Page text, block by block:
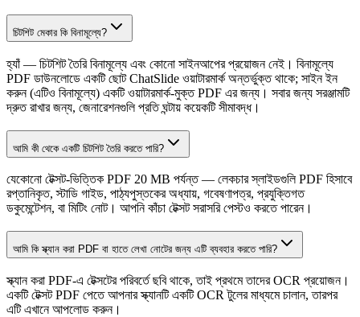
চিটশিট মেকার কি বিনামূল্যে?
হ্যাঁ — চিটশিট তৈরি বিনামূল্যে এবং কোনো সাইনআপের প্রয়োজন নেই। বিনামূল্যে
PDF ডাউনলোডে একটি ছোট ChatSlide ওয়াটারমার্ক অন্তর্ভুক্ত থাকে; সাইন ইন
করুন (এটিও বিনামূল্যে) একটি ওয়াটারমার্ক-মুক্ত PDF এর জন্য। সবার জন্য সরঞ্জামটি
দ্রুত রাখার জন্য, জেনারেশনগুলি প্রতি ঘন্টায় কয়েকটি সীমাবদ্ধ।
আমি কী থেকে একটি চিটশিট তৈরি করতে পারি?
যেকোনো টেক্সট-ভিত্তিক PDF 20 MB পর্যন্ত — লেকচার স্লাইডগুলি PDF হিসাবে
রপ্তানিকৃত, স্টাডি গাইড, পাঠ্যপুস্তকের অধ্যায়, গবেষণাপত্র, প্রযুক্তিগত
ডকুমেন্টেশন, বা মিটিং নোট। আপনি কাঁচা টেক্সট সরাসরি পেস্টও করতে পারেন।
আমি কি স্ক্যান করা PDF বা হাতে লেখা নোটের জন্য এটি ব্যবহার করতে পারি?
স্ক্যান করা PDF-এ টেক্সটের পরিবর্তে ছবি থাকে, তাই প্রথমে তাদের OCR প্রয়োজন।
একটি টেক্সট PDF পেতে আপনার স্ক্যানটি একটি OCR টুলের মাধ্যমে চালান, তারপর
এটি এখানে আপলোড করুন।